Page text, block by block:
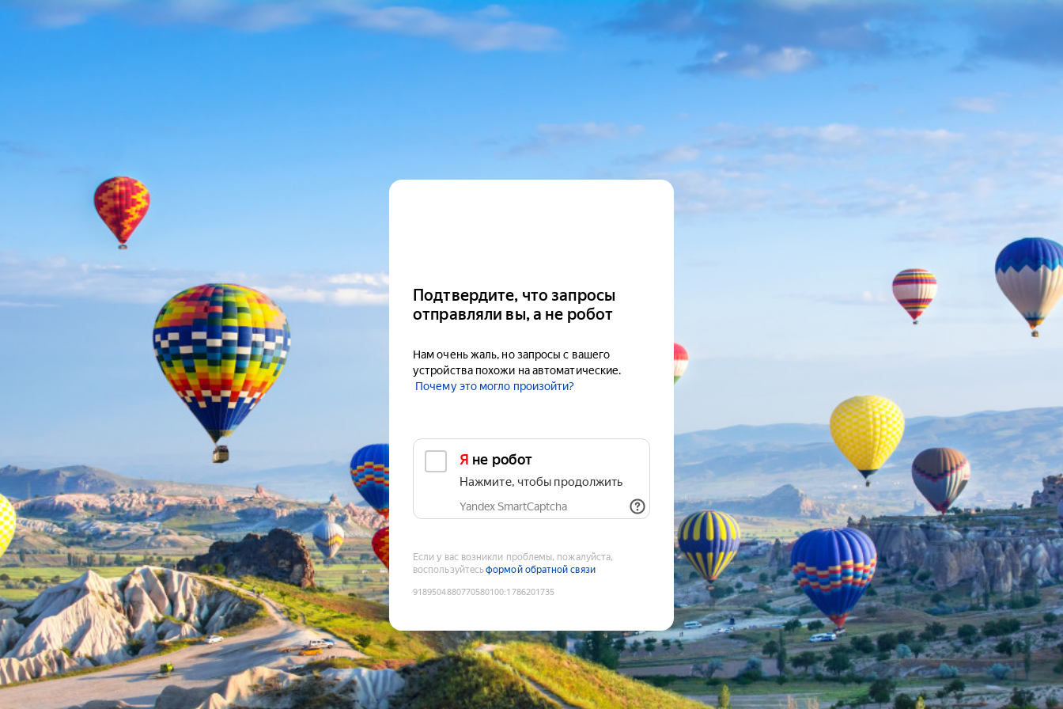
Подтвердите, что запросы
отправляли вы, а не робот
Нам очень жаль, но запросы с вашего
устройства похожи на автоматические.
Почему это могло произойти?
Я не робот
Нажмите, чтобы продолжить
Yandex SmartCaptcha
Если у вас возникли проблемы, пожалуйста,
воспользуйтесьформой обратной связи
9189504880770580100:1786201735